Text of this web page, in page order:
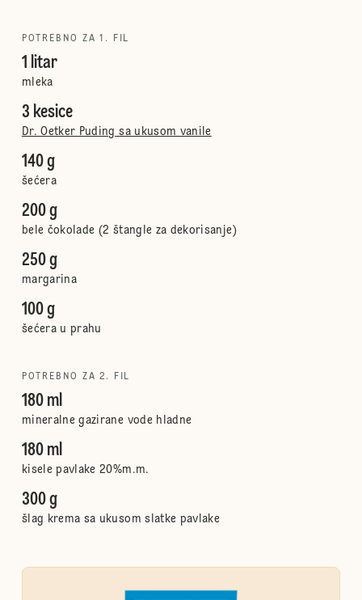
POTREBNO ZA 1. FIL
1 litar
mleka
3 kesice
Dr. Oetker Puding sa ukusom vanile
140 g
šećera
200 g
bele čokolade (2 štangle za dekorisanje)
250 g
margarina
100 g
šećera u prahu
POTREBNO ZA 2. FIL
180 ml
mineralne gazirane vode hladne
180 ml
kisele pavlake 20%m.m.
300 g
šlag krema sa ukusom slatke pavlake